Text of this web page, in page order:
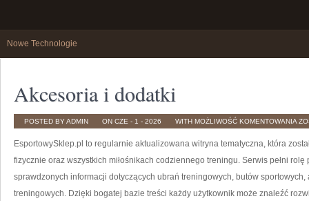
Nowe Technologie
Akcesoria i dodatki
POSTED BY ADMIN ON CZE - 1 - 2026 WITH MOŻLIWOŚĆ KOMENTOWANIA
I
EsportowySklep.pl to regularnie aktualizowana witryna tematyczna, która
fizycznie oraz wszystkich miłośnikach codziennego treningu. Serwis pełni
sprawdzonych informacji dotyczących ubrań treningowych, butów
treningowych. Dzięki bogatej bazie treści każdy użytkownik może znaleźć